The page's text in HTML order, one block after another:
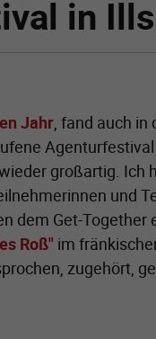
in
Jahr , fand auch
großartig. Ich
und
dem Get-
Roß" im
zugehört,